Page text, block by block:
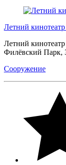
Летний
Летний
Филёвский Парк,
Сооружение